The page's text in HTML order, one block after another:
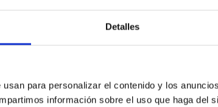
Detalles
para personalizar el contenido y los
información sobre el uso que haga del